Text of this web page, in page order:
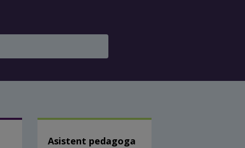
Asistent pedagoga